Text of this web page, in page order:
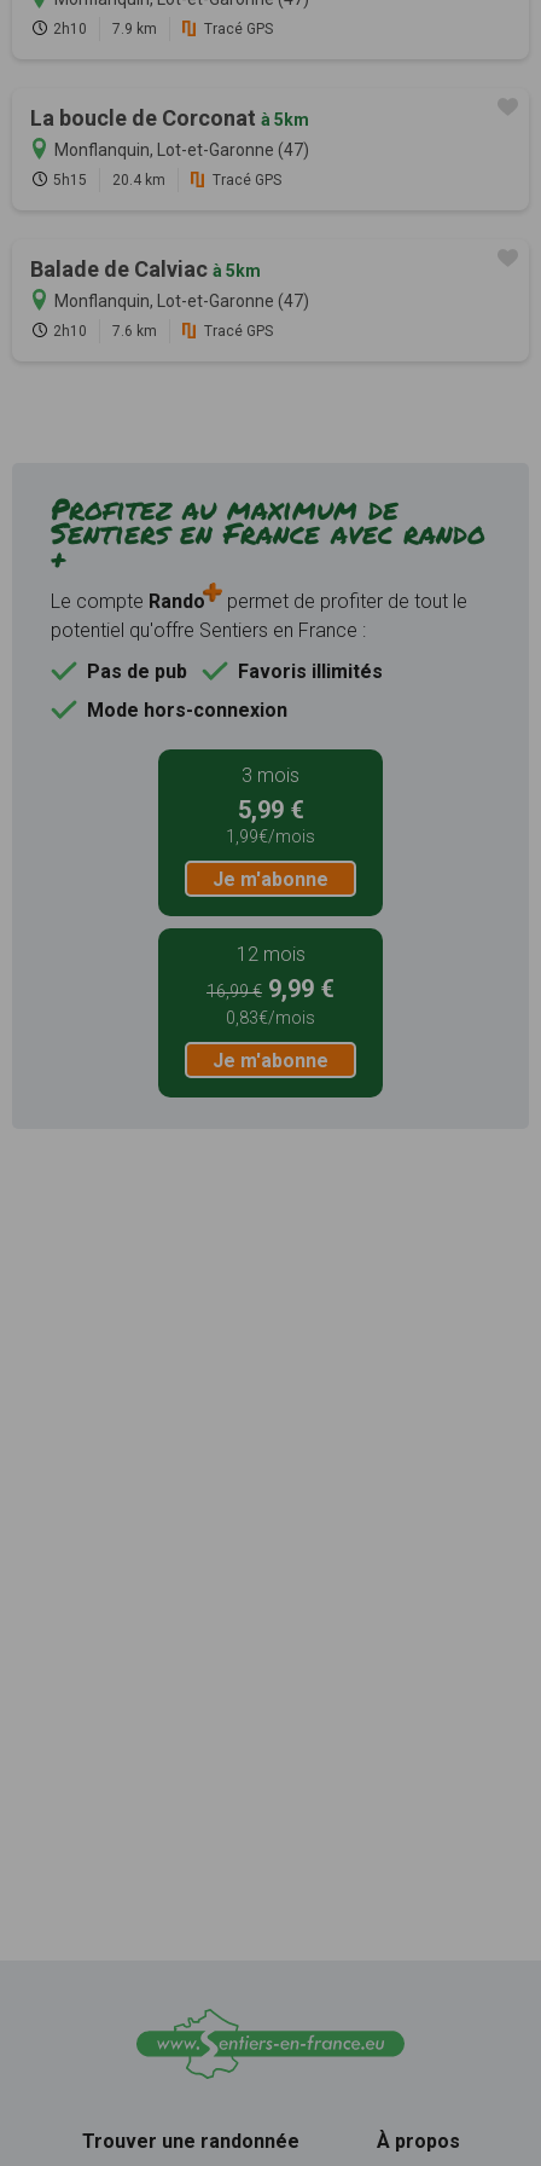
2h10 7.9 km Tracé GPS
La boucle de Corconat à 5km
Monflanquin, Lot-et-Garonne (47)
5h15 20.4 km Tracé GPS
Balade de Calviac à 5km
Monflanquin, Lot-et-Garonne (47)
2h10 7.6 km Tracé GPS
Profitez au maximum de
Sentiers en France avec rando
+
Le compte Rando
permet de profiter de tout le
potentiel qu'offre Sentiers en France :
Pas de pub
Favoris illimités
Mode hors-connexion
3 mois
5,99 €
1,99€/mois
Je m'abonne
12 mois
16,99 € 9,99 €
0,83€/mois
Je m'abonne
Trouver une randonnée À propos